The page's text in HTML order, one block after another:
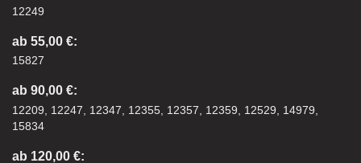
12249
ab 55,00 €:
15827
ab 90,00 €:
12209, 12247, 12347, 12355, 12357, 12359, 12529, 14979,
15834
ab 120,00 €: